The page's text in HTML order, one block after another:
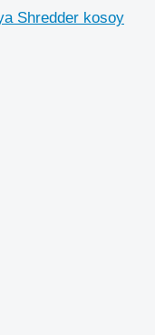
Shredder kosoy